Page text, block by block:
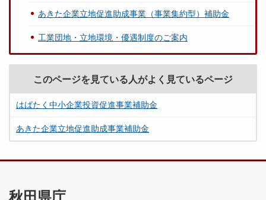
あきた企業立地促進助成事業（事業集約型）補助金
工業団地・立地環境・優遇制度のご案内
このページを見ている人がよく見ているページ
はばたく中小企業投資促進事業補助金
あきた企業立地促進助成事業補助金
秋田県庁